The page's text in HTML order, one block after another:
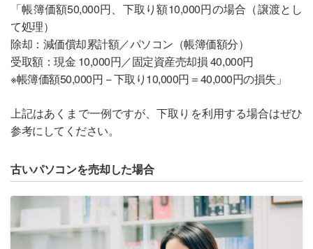
「帳簿価額50,000円、下取り額10,000円の場合（譲渡とし
て処理）
除却：減価償却累計額／パソコン（帳簿価額分）
受取額：現金 10,000円／固定資産売却損 40,000円
※帳簿価額50,000円 − 下取り10,000円＝40,000円の損失」
上記はあくまで一例ですが、下取りを利用する場合はぜひ
参考にしてください。
古いパソコンを売却した場合